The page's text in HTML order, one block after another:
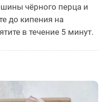
чёрного перца и
до кипения на
в течение 5 минут.